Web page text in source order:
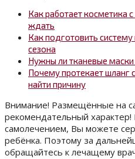
Как работает косметика
ждать
Как подготовить
сезона
Нужны ли тканевые
Почему протекает шланг
найти причину
Внимание! Размещённые на
рекомендательный
самолечением, Вы можете
ребёнка. Поэтому за
обращайтесь к лечащему